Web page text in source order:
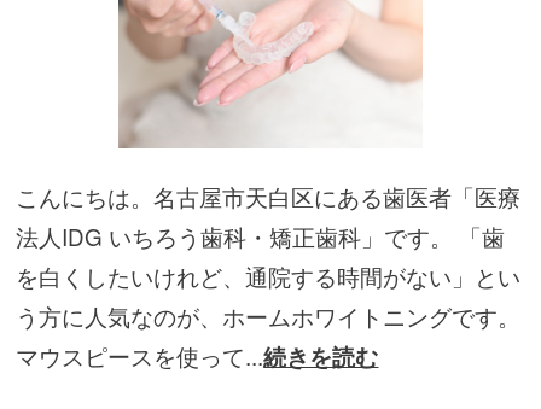
こんにちは。名古屋市天白区にある歯医者「医療
法人IDG いちろう歯科・矯正歯科」です。 「歯
を白くしたいけれど、通院する時間がない」とい
う方に人気なのが、ホームホワイトニングです。
マウスピースを使って...続きを読む